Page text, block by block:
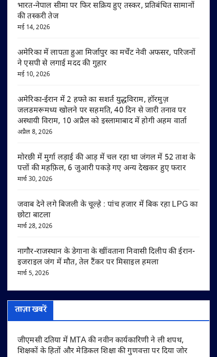
भारत-नेपाल सीमा पर फिर सक्रिय हुए तस्कर, प्रतिबंधित सामानों
की तस्करी तेज
मई 14, 2026
अमेरिका में लापता हुआ मिर्जापुर का मर्चेंट नेवी अफसर, परिजनों
ने एसपी से लगाई मदद की गुहार
मई 10, 2026
अमेरिका-ईरान में 2 हफ्ते का सशर्त युद्धविराम, हॉरमुज़
जलडमरूमध्य खोलने पर सहमति, 40 दिन से जारी तनाव पर
अस्थायी विराम, 10 अप्रैल को इस्लामाबाद में होगी अहम वार्ता
अप्रैल 8, 2026
मोरछी में मुर्गा लड़ाई की आड़ में चल रहा था जंगल में 52 ताश के
पत्तों की महफ़िल, 6 जुआरी पकड़े गए अन्य देखकर हुए फरार
मार्च 30, 2026
जवाब देने लगे बिजली के चूल्हे : पांच हजार में बिक रहा LPG का
छोटा बाटला
मार्च 28, 2026
नागौर-राजस्थान के डेगाना के खींवताना निवासी दिलीप की ईरान-
इजराइल जंग में मौत, तेल टैंकर पर मिसाइल हमला
मार्च 5, 2026
ताज़ा खबरें
जीएमसी दतिया में MTA की नवीन कार्यकारिणी ने ली शपथ,
शिक्षकों के हितों और मेडिकल शिक्षा की गुणवत्ता पर दिया जोर